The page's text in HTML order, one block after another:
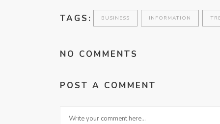
TAGS: BUSINESS INFORMATION
NO COMMENTS
POST A COMMENT